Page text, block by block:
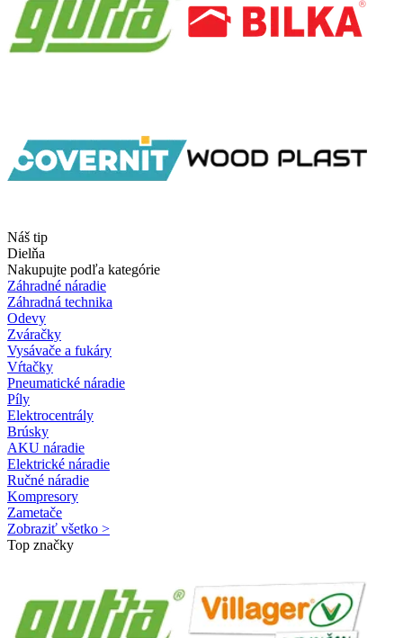
Náš tip
Dielňa
Nakupujte podľa kategórie
Záhradné náradie
Záhradná technika
Odevy
Zváračky
Vysávače a fukáry
Vŕtačky
Pneumatické náradie
Píly
Elektrocentrály
Brúsky
AKU náradie
Elektrické náradie
Ručné náradie
Kompresory
Zametače
Zobraziť všetko >
Top značky